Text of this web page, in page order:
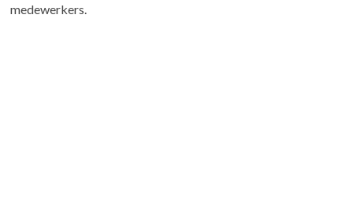
medewerkers.